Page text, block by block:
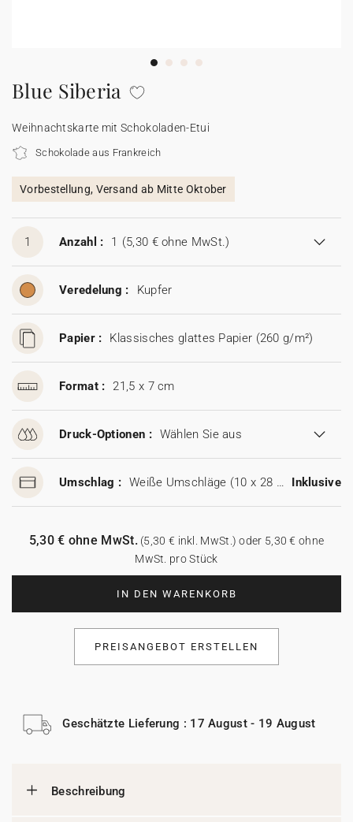
Aufkleber
Blue Siberia
Weihnachtskarte mit Schokoladen-Etui
Schokolade aus Frankreich
Vorbestellung, Versand ab Mitte Oktober
1 Anzahl : 1 (5,30 € ohne MwSt.)
Veredelung : Kupfer
Papier : Klassisches glattes Papier (260 g/m²)
Format : 21,5 x 7 cm
Druck-Optionen : Wählen Sie aus
Umschlag : Weiße Umschläge (10 x 28 cm) Inklusive
IN DEN WARENKORB
5,30 € ohne MwSt.(5,30 € inkl. MwSt.) oder 5,30 € ohne
MwSt. pro Stück
PREISANGEBOT ERSTELLEN
Geschätzte Lieferung : 17 August - 19 August
Beschreibung